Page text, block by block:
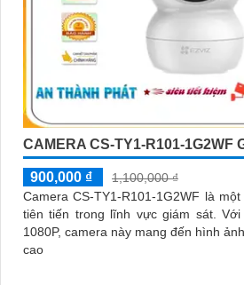
CAMERA CS-TY1-R101-1G2WF
900,000 ₫
1,100,000 ₫
Camera CS-TY1-R101-1G2WF là
tiên tiến trong lĩnh vực giám sát. Với độ phân giải Full HD
1080P, camera này mang đến hình
cao